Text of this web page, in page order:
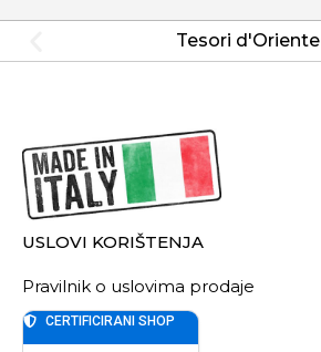
Tesori d'Oriente
USLOVI KORIŠTENJA
Pravilnik o uslovima prodaje